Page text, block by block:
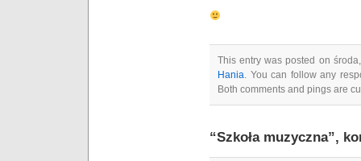
This entry was posted on
Hania. You can follow any
Both comments and pings are
“Szkoła muzyczna”,